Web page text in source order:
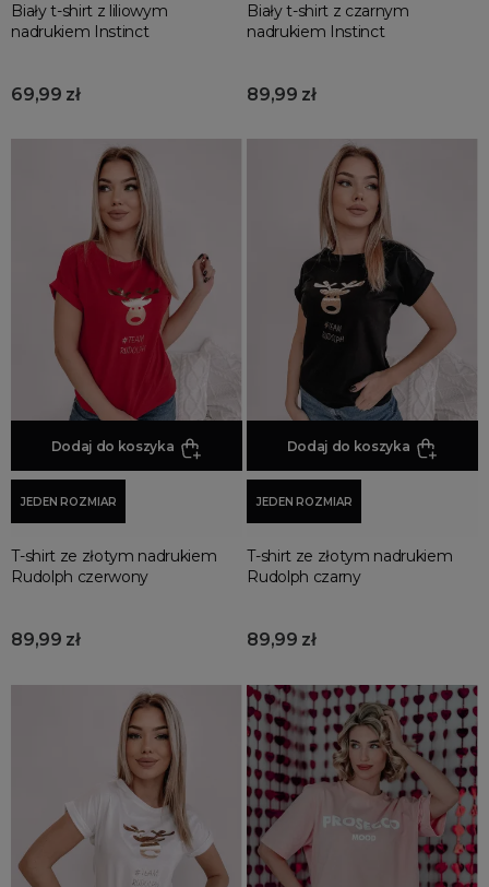
Najnowsze produkty
Spring sale
Złote produkty
Wiosenne Uroczystości
Letnie Uroczystości
Jesienne Uroczystości
Zimowe Uroczystości
HOT SALE
Produkty Tygodnia
Różowy Październik
Black Friday
Cyber Monday
Black Week
Wyprzedaż noworoczna
Biały t-shirt z liliowym
nadrukiem Instinct
69,99 zł
Biały t-shirt z czarnym
nadrukiem Instinct
89,99 zł
Dodaj do koszyka
JEDEN ROZMIAR
T-shirt ze złotym nadrukiem
Rudolph czerwony
89,99 zł
Dodaj do koszyka
JEDEN ROZMIAR
T-shirt ze złotym nadrukiem
Rudolph czarny
89,99 zł